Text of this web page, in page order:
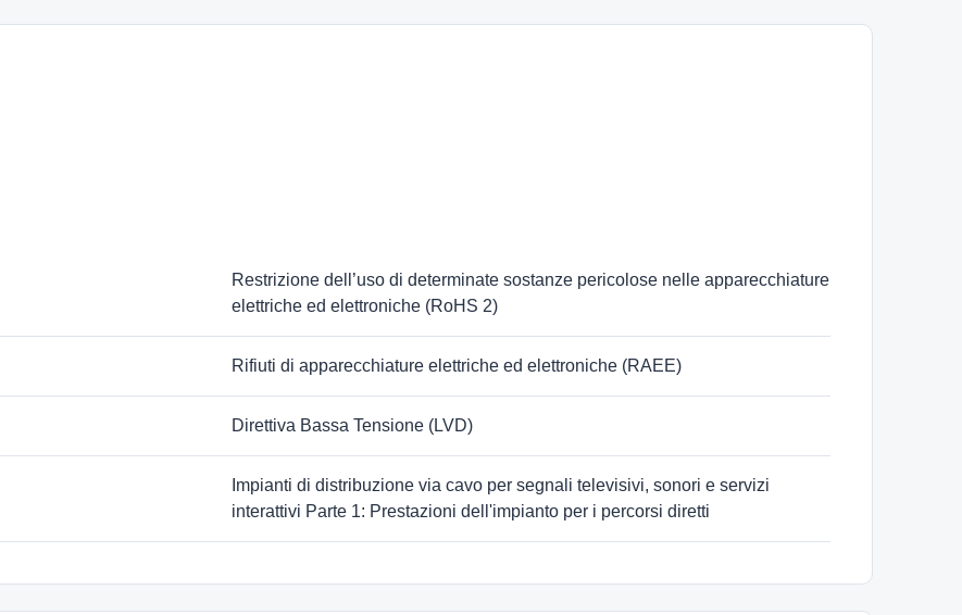
Restrizione dell’uso di determinate sostanze pericolose nelle apparecchiature
elettriche ed elettroniche (RoHS 2)
Rifiuti di apparecchiature elettriche ed elettroniche (RAEE)
Direttiva Bassa Tensione (LVD)
Impianti di distribuzione via cavo per segnali televisivi, sonori e servizi
interattivi Parte 1: Prestazioni dell'impianto per i percorsi diretti